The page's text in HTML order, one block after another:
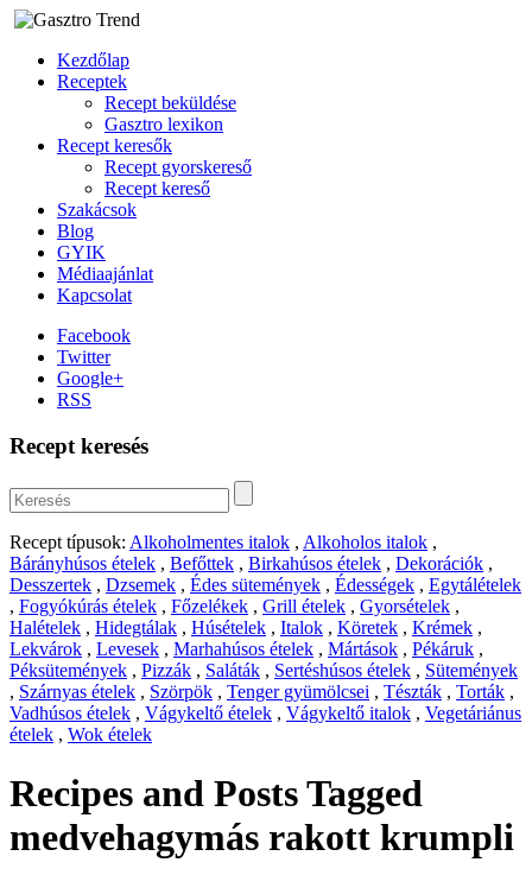
Kezdőlap
Receptek
Recept beküldése
Gasztro lexikon
Recept keresők
Recept gyorskereső
Recept kereső
Szakácsok
Blog
GYIK
Médiaajánlat
Kapcsolat
Facebook
Twitter
Google+
RSS
Recept keresés
Recept típusok: Alkoholmentes italok , Alkoholos italok ,
Bárányhúsos ételek , Befőttek , Birkahúsos ételek , Dekorációk ,
Desszertek , Dzsemek , Édes sütemények , Édességek , Egytálételek
, Fogyókúrás ételek , Főzelékek , Grill ételek , Gyorsételek ,
Halételek , Hidegtálak , Húsételek , Italok , Köretek , Krémek ,
Lekvárok , Levesek , Marhahúsos ételek , Mártások , Pékáruk ,
Péksütemények , Pizzák , Saláták , Sertéshúsos ételek , Sütemények
, Szárnyas ételek , Szörpök , Tenger gyümölcsei , Tészták , Torták ,
Vadhúsos ételek , Vágykeltő ételek , Vágykeltő italok , Vegetáriánus
ételek , Wok ételek
Recipes and Posts Tagged
medvehagymás rakott krumpli